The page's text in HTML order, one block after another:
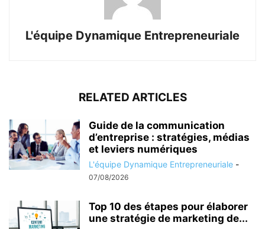
L'équipe Dynamique Entrepreneuriale
RELATED ARTICLES
Guide de la communication
d’entreprise : stratégies, médias
et leviers numériques
L'équipe Dynamique Entrepreneuriale -
07/08/2026
Top 10 des étapes pour élaborer
une stratégie de marketing de...